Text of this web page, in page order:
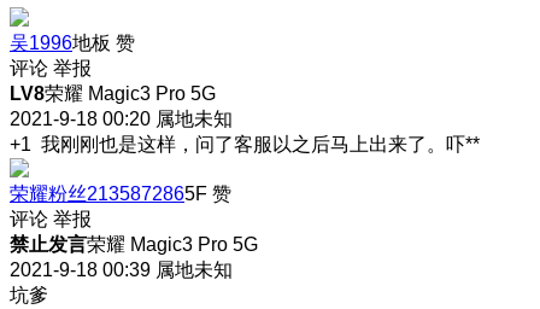
吴1996地板 赞
评论 举报
LV8荣耀 Magic3 Pro 5G
2021-9-18 00:20 属地未知
+1 我刚刚也是这样，问了客服以之后马上出来了。吓**
荣耀粉丝2135872865F 赞
评论 举报
禁止发言荣耀 Magic3 Pro 5G
2021-9-18 00:39 属地未知
坑爹